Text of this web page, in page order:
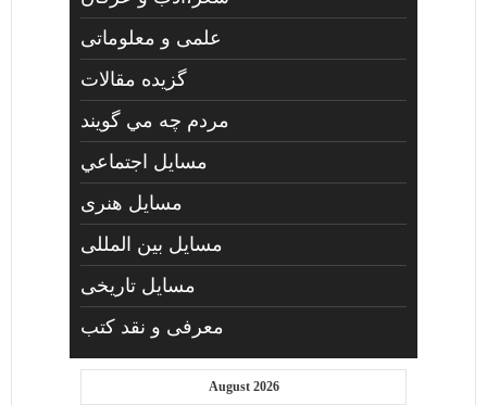
علمی و معلوماتی
گزیده مقالات
مردم چه مي گويند
مسايل اجتماعي
مسايل هنری
مسایل بین المللی
مسایل تاریخی
معرفی و نقد کتب
August 2026